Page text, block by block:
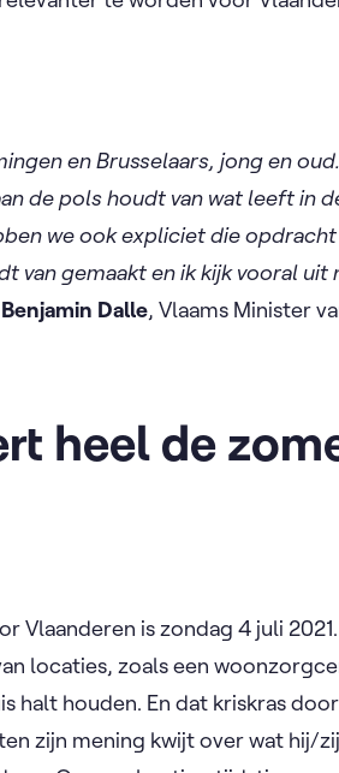
en Brusselaars, jong en
de pols houdt van wat leeft in
we ook expliciet die opdracht
van gemaakt en ik kijk vooral uit
Benjamin Dalle, Vlaams Minister
heel de
Vlaanderen is zondag 4 juli
locaties, zoals een
halt houden. En dat kriskras
zijn mening kwijt over wat hij/